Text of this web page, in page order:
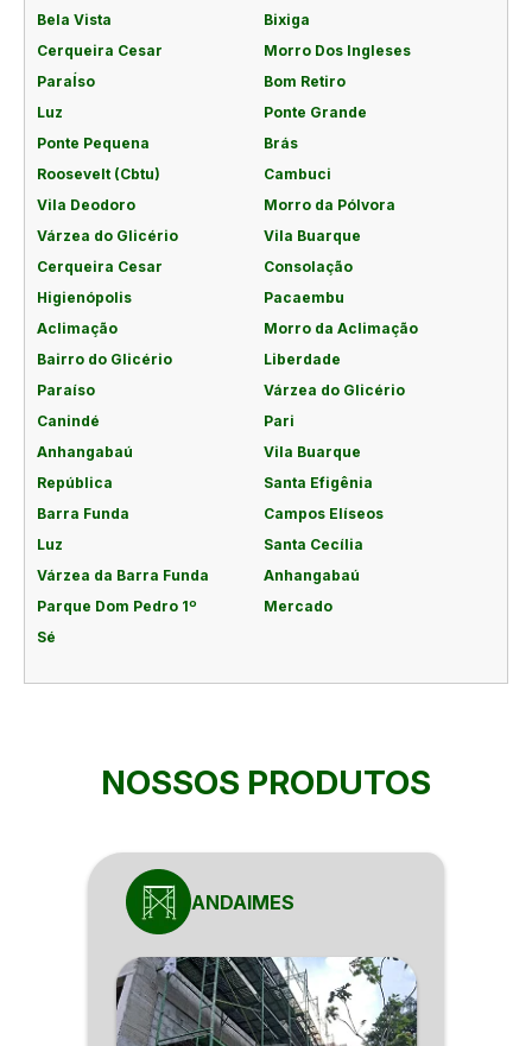
Bela Vista
Bixiga
Cerqueira Cesar
Morro Dos Ingleses
ParaÍso
Bom Retiro
Luz
Ponte Grande
Ponte Pequena
Brás
Roosevelt (Cbtu)
Cambuci
Vila Deodoro
Morro da Pólvora
Várzea do Glicério
Vila Buarque
Cerqueira Cesar
Consolação
Higienópolis
Pacaembu
Aclimação
Morro da Aclimação
Bairro do Glicério
Liberdade
Paraíso
Várzea do Glicério
Canindé
Pari
Anhangabaú
Vila Buarque
República
Santa Efigênia
Barra Funda
Campos Elíseos
Luz
Santa Cecília
Várzea da Barra Funda
Anhangabaú
Parque Dom Pedro 1º
Mercado
Sé
NOSSOS PRODUTOS
ANDAIMES